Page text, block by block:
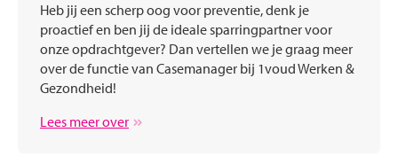
Heb jij een scherp oog voor preventie, denk je
proactief en ben jij de ideale sparringpartner voor
onze opdrachtgever? Dan vertellen we je graag meer
over de functie van Casemanager bij 1voud Werken &
Gezondheid!
Lees meer over